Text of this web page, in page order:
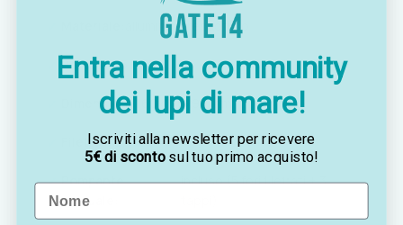
alluminio pressofuso
Portata:65 l/h
Dimensioni: 160x100x92 mm
Filetto MB:14
Pompante
manuale:
incluso (5 fori filettati + 3
Entra nella community
dei lupi di mare!
Iscriviti alla newsletter per ricevere
5€ di scontosul tuo primo acquisto!
Name